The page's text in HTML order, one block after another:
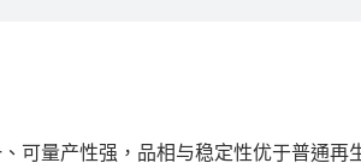
可量产性强，品相与稳定性优于普通再